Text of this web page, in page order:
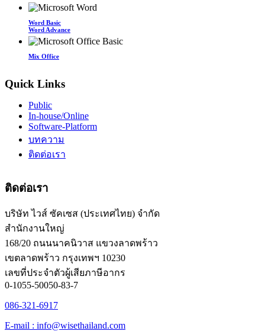
Word Basic
Word Advance
Mix Office
Quick Links
Public
In-house/Online
Software-Platform
บทความ
ติดต่อเรา
ติดต่อเรา
บริษัท ไวส์ ซัคเซส (ประเทศไทย) จำกัด
สำนักงานใหญ่
168/20 ถนนนาคนิวาส แขวงลาดพร้าว
เขตลาดพร้าว กรุงเทพฯ 10230
เลขที่ประจำตัวผู้เสียภาษีอากร
0-1055-50050-83-7
086-321-6917
E-mail : info@wisethailand.com